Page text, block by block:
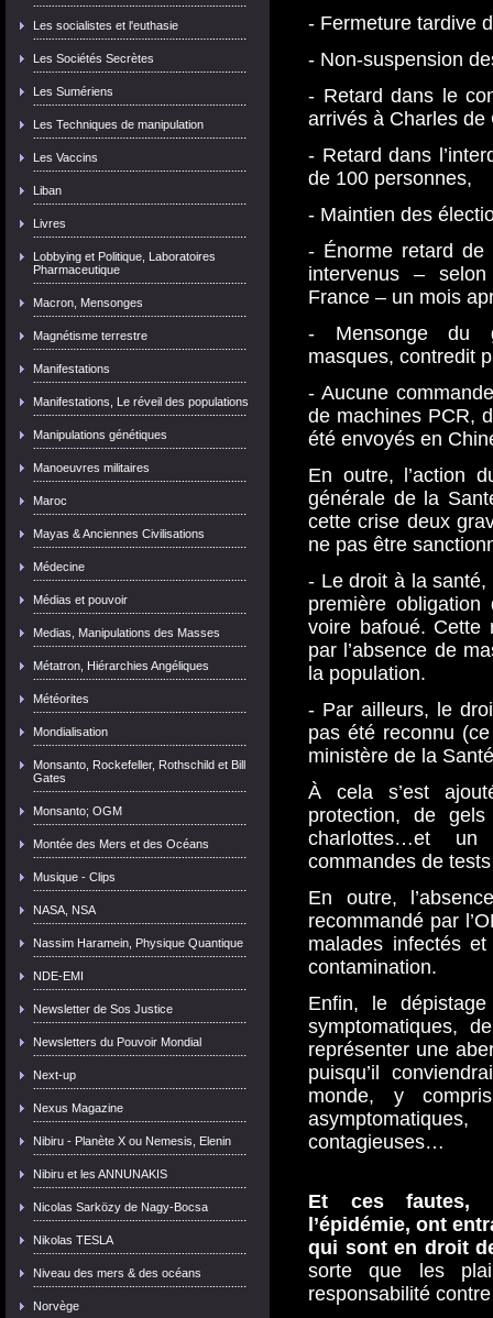
Les socialistes et l'euthasie
Les Sociétés Secrètes
Les Sumériens
Les Techniques de manipulation
Les Vaccins
Liban
Livres
Lobbying et Politique, Laboratoires
Pharmaceutique
Macron, Mensonges
Magnétisme terrestre
Manifestations
Manifestations, Le réveil des populations
Manipulations génétiques
Manoeuvres militaires
Maroc
Mayas & Anciennes Civilisations
Médecine
Médias et pouvoir
Medias, Manipulations des Masses
Métatron, Hiérarchies Angéliques
Météorites
Mondialisation
Monsanto, Rockefeller, Rothschild et Bill
Gates
Monsanto; OGM
Montée des Mers et des Océans
Musique - Clips
NASA, NSA
Nassim Haramein, Physique Quantique
NDE-EMI
Newsletter de Sos Justice
Newsletters du Pouvoir Mondial
Next-up
Nexus Magazine
Nibiru - Planète X ou Nemesis, Elenin
Nibiru et les ANNUNAKIS
Nicolas Sarközy de Nagy-Bocsa
Nikolas TESLA
Niveau des mers & des océans
Norvège
- Fermeture tardive
- Non-suspension
- Retard dans le
arrivés à Charles de
- Retard dans
de 100 personnes,
- Maintien des
- Énorme retard de
intervenus –
France – un mois
- Mensonge du
masques, contredit
- Aucune
de machines PCR,
été envoyés en
En outre, l’action
générale de la
cette crise deux
ne pas être
- Le droit à la
première
voire bafoué. Cette
par l’absence de
la population.
- Par ailleurs, le
pas été reconnu
ministère de la
À cela s’est
protection, de
charlottes…et
commandes de
En outre,
recommandé par
malades infectés
contamination.
Enfin, le
symptomatiques,
représenter une
puisqu’il
monde, y
contagieuses…
Et ces fautes,
l’épidémie, ont
qui sont en droit
sorte que les
responsabilité